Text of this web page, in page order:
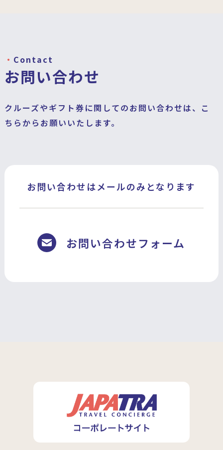
Contact
お問い合わせ
クルーズやギフト券に関してのお問い合わせは、こ
ちらからお願いいたします。
お問い合わせはメールのみとなります
お問い合わせフォーム